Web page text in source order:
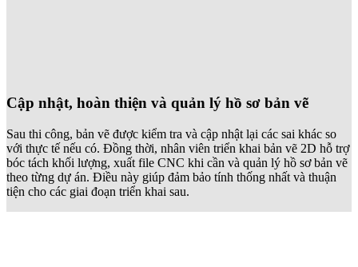
Cập nhật, hoàn thiện và quản lý hồ sơ bản vẽ
Sau thi công, bản vẽ được kiểm tra và cập nhật lại các sai khác so
với thực tế nếu có. Đồng thời, nhân viên triển khai bản vẽ 2D hỗ trợ
bóc tách khối lượng, xuất file CNC khi cần và quản lý hồ sơ bản vẽ
theo từng dự án. Điều này giúp đảm bảo tính thống nhất và thuận
tiện cho các giai đoạn triển khai sau.